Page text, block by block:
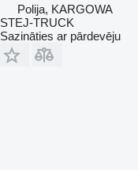
Polija, KARGOWA
STEJ-TRUCK
Sazināties ar pārdevēju